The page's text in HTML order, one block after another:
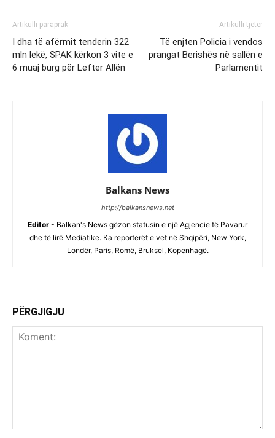
Artikulli paraprak
I dha të afërmit tenderin 322
mln lekë, SPAK kërkon 3 vite e
6 muaj burg për Lefter Allën
Artikulli tjetër
Të enjten Policia i vendos
prangat Berishës në sallën e
Parlamentit
Balkans News
http://balkansnews.net
Editor - Balkan's News gëzon statusin e një Agjencie të Pavarur
dhe të lirë Mediatike. Ka reporterët e vet në Shqipëri, New York,
Londër, Paris, Romë, Bruksel, Kopenhagë.
PËRGJIGJU